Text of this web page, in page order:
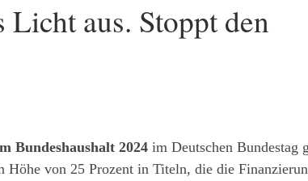
Licht aus. Stoppt den
Bundeshaushalt 2024 im Deutschen Bundestag
Höhe von 25 Prozent in Titeln, die die